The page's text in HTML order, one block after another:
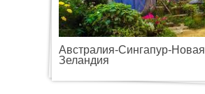
Австралия-Сингапур-Новая
Зеландия